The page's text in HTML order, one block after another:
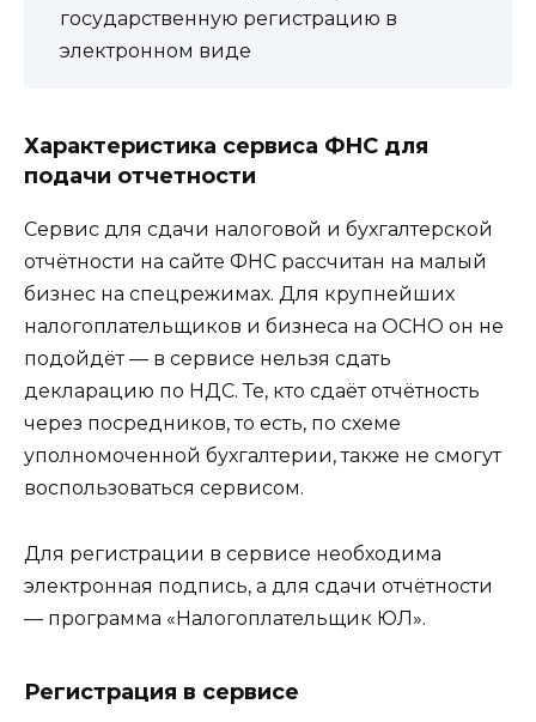
государственную регистрацию в
электронном виде
Характеристика сервиса ФНС для
подачи отчетности
Сервис для сдачи налоговой и бухгалтерской
отчётности на сайте ФНС рассчитан на малый
бизнес на спецрежимах. Для крупнейших
налогоплательщиков и бизнеса на ОСНО он не
подойдёт — в сервисе нельзя сдать
декларацию по НДС. Те, кто сдаёт отчётность
через посредников, то есть, по схеме
уполномоченной бухгалтерии, также не смогут
воспользоваться сервисом.
Для регистрации в сервисе необходима
электронная подпись, а для сдачи отчётности
— программа «Налогоплательщик ЮЛ».
Регистрация в сервисе